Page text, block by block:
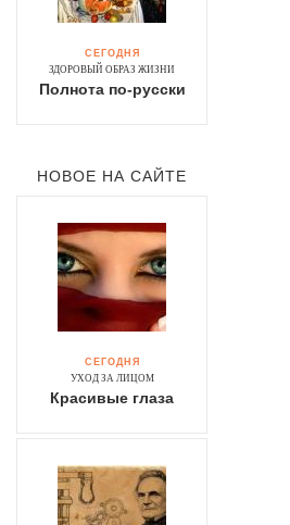
СЕГОДНЯ
ЗДОРОВЫЙ ОБРАЗ ЖИЗНИ
Полнота по-русски
НОВОЕ НА САЙТЕ
СЕГОДНЯ
УХОД ЗА ЛИЦОМ
Красивые глаза